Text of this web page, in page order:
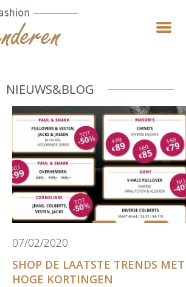
NIEUWS&BLOG
07/02/2020
SHOP DE LAATSTE TRENDS MET
HOGE KORTINGEN